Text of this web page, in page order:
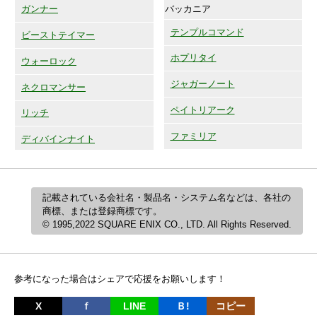
ガンナー
ビーストテイマー
ウォーロック
ネクロマンサー
リッチ
ディバインナイト
バッカニア
テンプルコマンド
ホプリタイ
ジャガーノート
ペイトリアーク
ファミリア
記載されている会社名・製品名・システム名などは、各社の
商標、または登録商標です。
© 1995,2022 SQUARE ENIX CO., LTD. All Rights Reserved.
参考になった場合はシェアで応援をお願いします！
X ｆ LINE Ｂ! コピー